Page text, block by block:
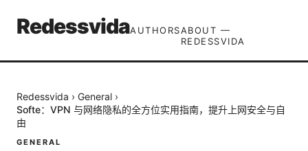
RedessvidaAUTHORSABOUT —
REDESSVIDA
Redessvida › General ›
Softe：VPN 与网络隐私的全方位实用指南，提升上网安全与自
由
GENERAL